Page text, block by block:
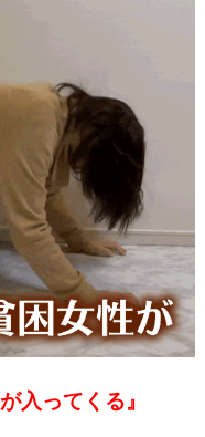
入ってくる』